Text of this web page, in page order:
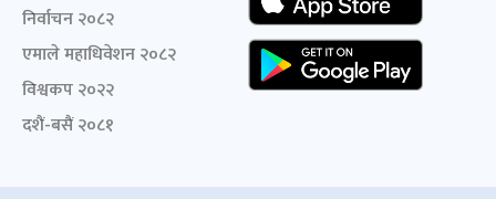
निर्वाचन २०८२
एमाले महाधिवेशन २०८२
विश्वकप २०२२
दशैं-बसैं २०८१